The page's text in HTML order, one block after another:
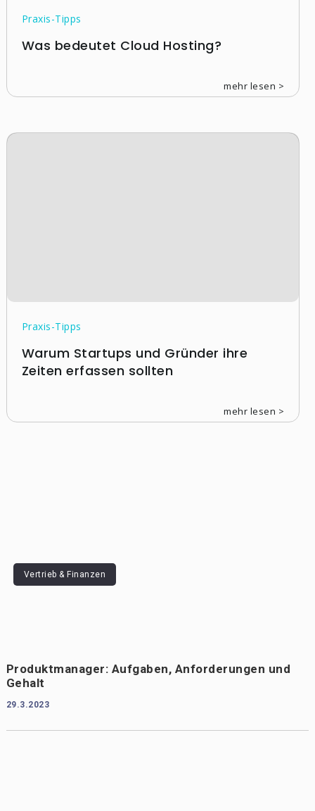
Praxis-Tipps
Was bedeutet Cloud Hosting?
mehr lesen >
Praxis-Tipps
Warum Startups und Gründer ihre
Zeiten erfassen sollten
mehr lesen >
Vertrieb & Finanzen
Produktmanager: Aufgaben, Anforderungen und
Gehalt
29.3.2023